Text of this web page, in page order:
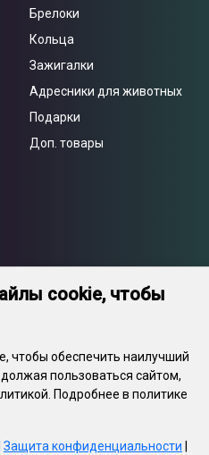
Брелоки
Кольца
Зажигалки
Адресники для животных
Подарки
Доп. товары
cookie, чтобы
чтобы обеспечить наилучший
пользоваться сайтом,
Подробнее в политике
Защита конфиденциальности